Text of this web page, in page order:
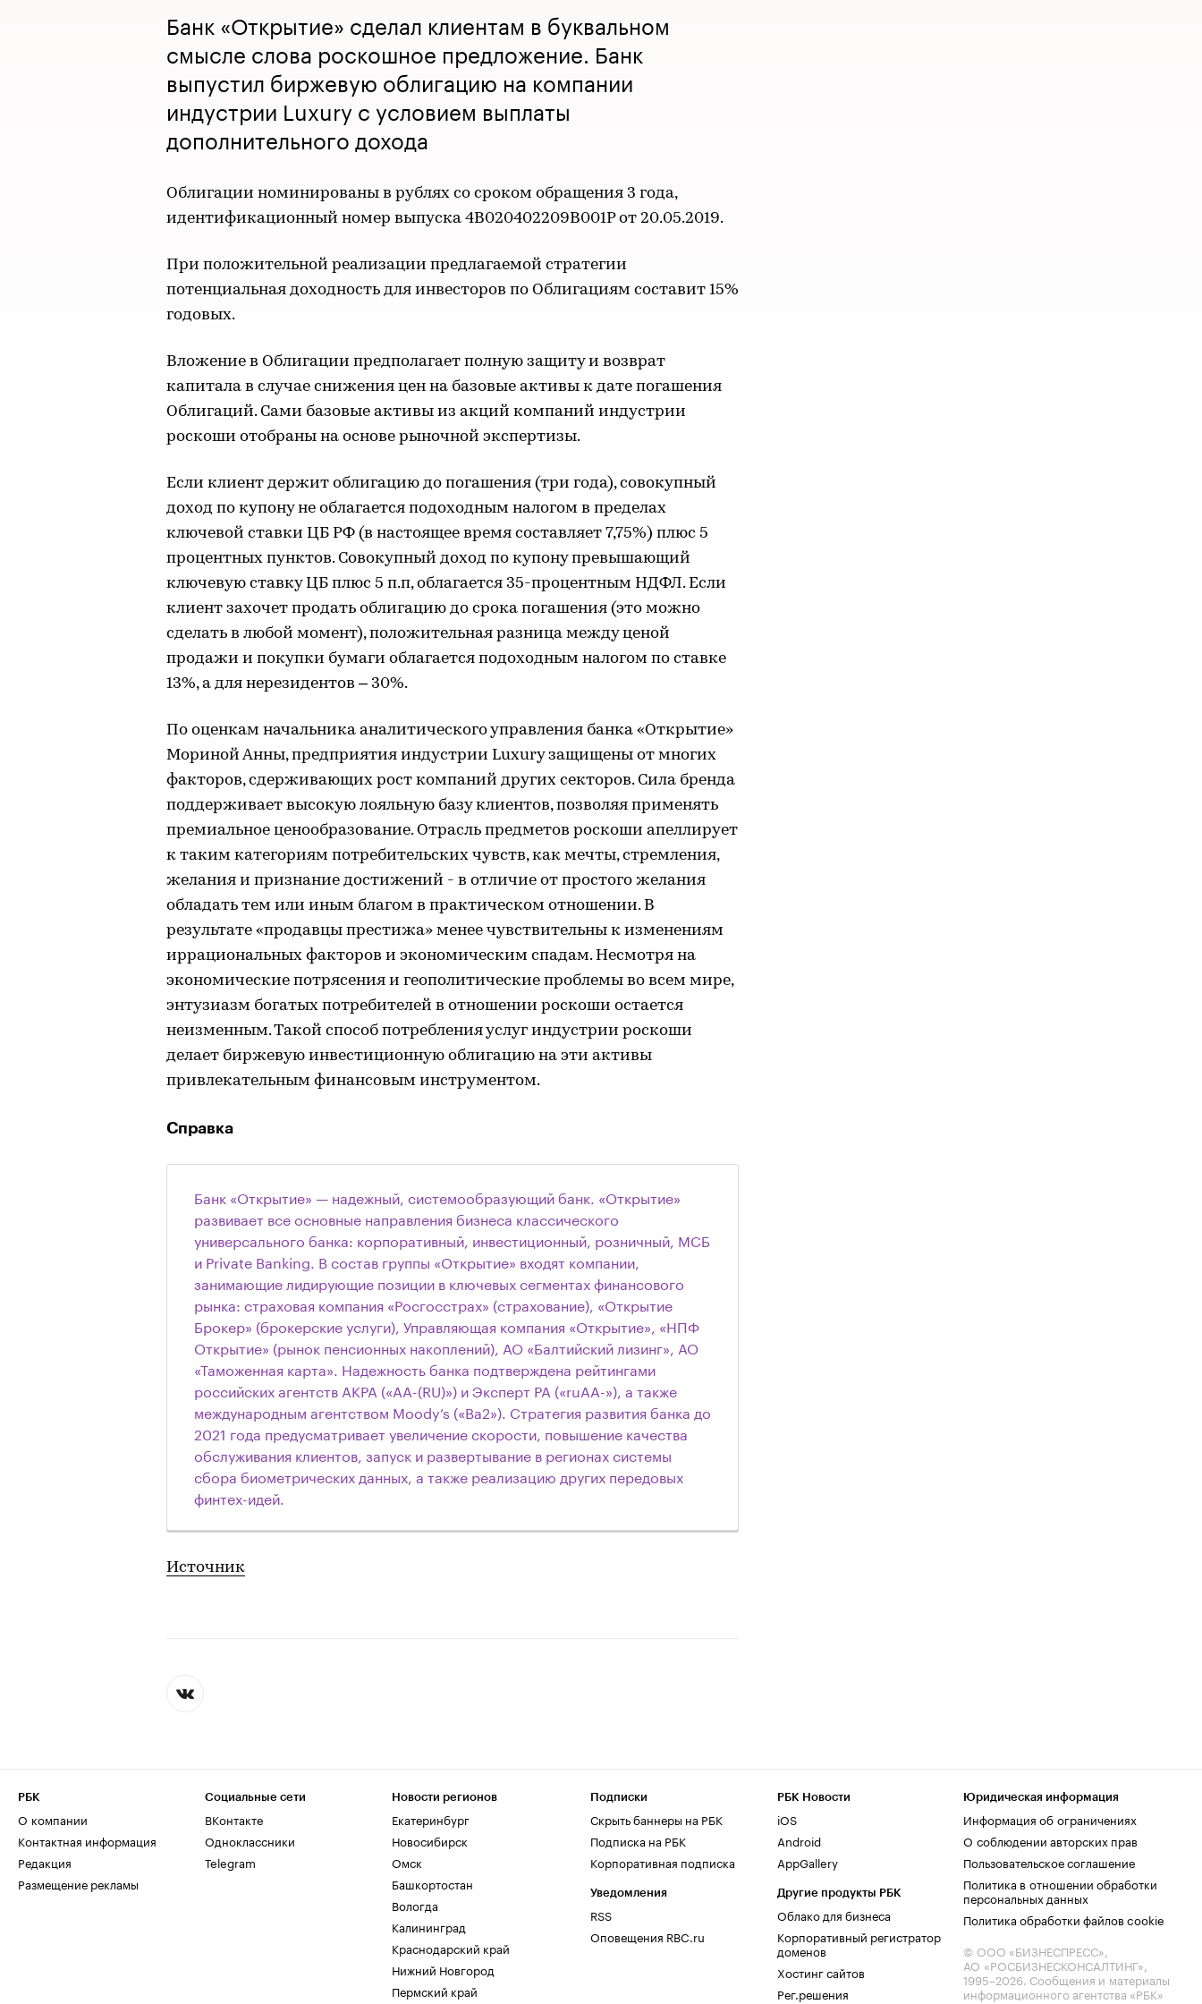
Банк «Открытие» сделал клиентам в буквальном
смысле слова роскошное предложение. Банк
выпустил биржевую облигацию на компании
индустрии Luхury с условием выплаты
дополнительного дохода
Облигации номинированы в рублях со сроком обращения 3 года,
идентификационный номер выпуска 4B020402209B001P от 20.05.2019.
При положительной реализации предлагаемой стратегии
потенциальная доходность для инвесторов по Облигациям составит 15%
годовых.
Вложение в Облигации предполагает полную защиту и возврат
капитала в случае снижения цен на базовые активы к дате погашения
Облигаций. Сами базовые активы из акций компаний индустрии
роскоши отобраны на основе рыночной экспертизы.
Если клиент держит облигацию до погашения (три года), совокупный
доход по купону не облагается подоходным налогом в пределах
ключевой ставки ЦБ РФ (в настоящее время составляет 7,75%) плюс 5
процентных пунктов. Совокупный доход по купону превышающий
ключевую ставку ЦБ плюс 5 п.п, облагается 35-процентным НДФЛ. Если
клиент захочет продать облигацию до срока погашения (это можно
сделать в любой момент), положительная разница между ценой
продажи и покупки бумаги облагается подоходным налогом по ставке
13%, а для нерезидентов – 30%.
По оценкам начальника аналитического управления банка «Открытие»
Мориной Анны, предприятия индустрии Luxury защищены от многих
факторов, сдерживающих рост компаний других секторов. Сила бренда
поддерживает высокую лояльную базу клиентов, позволяя применять
премиальное ценообразование. Отрасль предметов роскоши апеллирует
к таким категориям потребительских чувств, как мечты, стремления,
желания и признание достижений - в отличие от простого желания
обладать тем или иным благом в практическом отношении. В
результате «продавцы престижа» менее чувствительны к изменениям
иррациональных факторов и экономическим спадам. Несмотря на
экономические потрясения и геополитические проблемы во всем мире,
энтузиазм богатых потребителей в отношении роскоши остается
неизменным. Такой способ потребления услуг индустрии роскоши
делает биржевую инвестиционную облигацию на эти активы
привлекательным финансовым инструментом.
Справка
Банк «Открытие» — надежный, системообразующий банк. «Открытие»
развивает все основные направления бизнеса классического
универсального банка: корпоративный, инвестиционный, розничный, МСБ
и Private Banking. В состав группы «Открытие» входят компании,
занимающие лидирующие позиции в ключевых сегментах финансового
рынка: страховая компания «Росгосстрах» (страхование), «Открытие
Брокер» (брокерские услуги), Управляющая компания «Открытие», «НПФ
Открытие» (рынок пенсионных накоплений), АО «Балтийский лизинг», АО
«Таможенная карта». Надежность банка подтверждена рейтингами
российских агентств АКРА («АА-(RU)») и Эксперт РА («ruAA-»), а также
международным агентством Moody’s («Ba2»). Стратегия развития банка до
2021 года предусматривает увеличение скорости, повышение качества
обслуживания клиентов, запуск и развертывание в регионах системы
сбора биометрических данных, а также реализацию других передовых
финтех-идей.
Источник
РБК
О компании
Контактная информация
Редакция
Размещение рекламы
Социальные сети
ВКонтакте
Одноклассники
Telegram
Новости регионов
Екатеринбург
Новосибирск
Омск
Башкортостан
Вологда
Калининград
Краснодарский край
Нижний Новгород
Пермский край
Подписки
Скрыть баннеры на РБК
Подписка на РБК
Корпоративная подписка
Уведомления
RSS
Оповещения RBC.ru
РБК Новости
iOS
Android
AppGallery
Другие продукты РБК
Облако для бизнеса
Корпоративный регистратор
доменов
Хостинг сайтов
Рег.решения
Юридическая информация
Информация об ограничениях
О соблюдении авторских прав
Пользовательское соглашение
Политика в отношении обработки
персональных данных
Политика обработки файлов cookie
© ООО «БИЗНЕСПРЕСС»,
АО «РОСБИЗНЕСКОНСАЛТИНГ»,
1995–2026. Сообщения и материалы
информационного агентства «РБК»